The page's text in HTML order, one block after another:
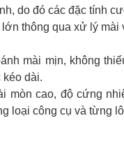
do đó các đặc tính
thông qua xử lý mài
mài mịn, không
dài.
mòn cao, độ cứng
loại công cụ và từng